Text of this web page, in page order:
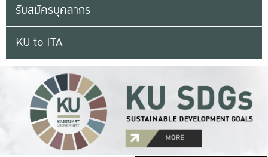
รับสมัครบุคลากร
KU to ITA